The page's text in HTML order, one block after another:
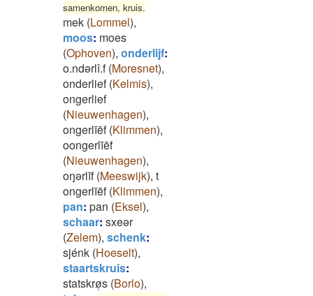
samenkomen, kruis.
mek (Lommel),
moos: moes
(Ophoven), onderlijf:
o.ndərlî.f(Moresnet),
onderlief(Kelmis),
ongerlief
(Nieuwenhagen),
ongerlīēf(Klimmen),
oongerlīēf
(Nieuwenhagen),
oŋərlīf(Meeswijk), t
ongerlīēf(Klimmen),
pan: pan (Eksel),
schaar: sxeər
(Zelem), schenk:
sjénk (Hoeselt),
staartskruis:
statskrø̜s (Borlo),